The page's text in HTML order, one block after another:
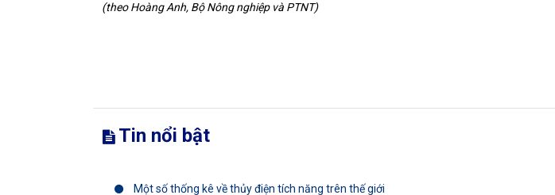
(theo Hoàng Anh, Bộ Nông nghiệp và PTNT)
Tin nổi bật
Một số thống kê về thủy điện tích năng trên thế giới